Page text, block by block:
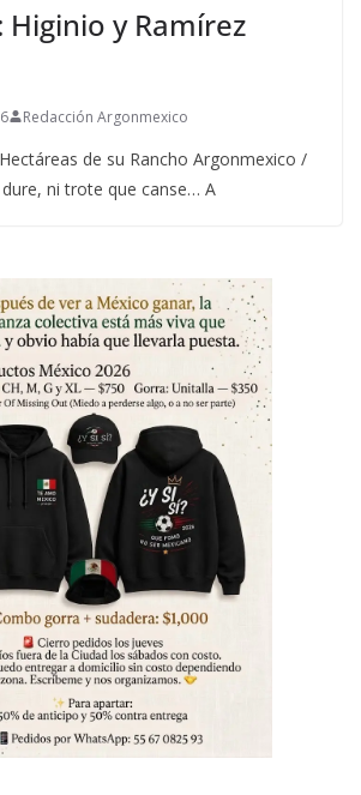
Higinio y Ramírez
Redacción Argonmexico
de su Rancho Argonmexico /
ni trote que canse… A